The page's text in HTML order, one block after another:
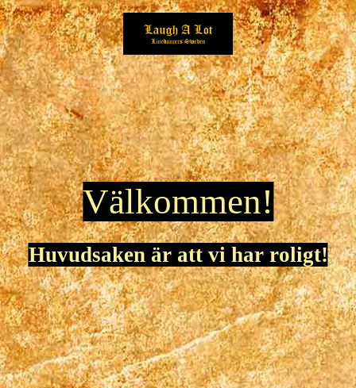
Välkommen!
Huvudsaken är att vi har roligt!